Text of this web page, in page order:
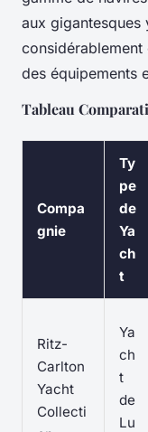
aux
des équipements
Tableau
Compa
gnie
Ty
pe
de
Ya
ch
t
Ritz-
Carlton
Yacht
Collecti
Ya
ch
t
de
Lu